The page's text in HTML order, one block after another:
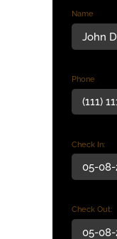
Name
Phone
Check In:
Check Out: